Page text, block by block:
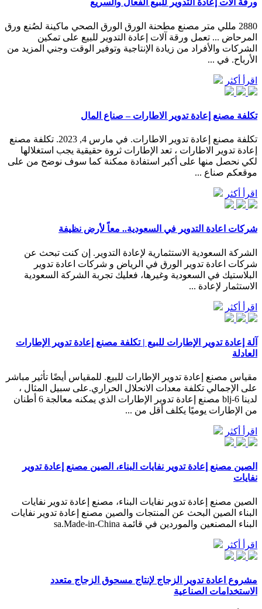
ورقة آلات إعادة التدوير للبيع الفعال والسريع
2880 مللي متر مصنع مطحنة الورق الورق الصحي ماكينة لصُنع ورق
المرحاض ... تعمل ورقة آلات إعادة التدوير للبيع على تمكين
الشركات والأفراد من زيادة الإنتاجية وتوفير الوقت وجني المزيد من
الأرباح. في ...
اقرأ أكثر
تكلفة مصنع إعادة تدوير الاطارات – صناع المال
تكلفة مصنع إعادة تدوير الاطارات. في مارس 4, 2023. تكلفة مصنع
إعادة تدوير الاطارات ، تعد الإطارات ثروة حقيقية يجب استغلالها
لكي نحصل منها على أكبر استفادة ممكنة كما سوف نوضح من على
موقعكم صناع ...
اقرأ أكثر
شركات اعادة التدوير في السعودية.. معاً لأرض نظيفة
الشركة السعودية الاستثمارية لإعادة التدوير. إن كنت تبحث عن
شركات اعادة تدوير الورق في الرياض و شركات اعادة تدوير
البلاستيك في السعودية وغيرها، فعليك تجربة الشركة السعودية
الاستثمار لإعادة ...
اقرأ أكثر
آلة إعادة تدوير الإطارات للبيع | تكلفة مصنع إعادة تدوير الإطارات
العادلة
مقياس مصنع إعادة تدوير الإطارات للبيع. للمقياس أيضًا تأثير مباشر
على الإجمالي تكلفة معدات الانحلال الحراري.على سبيل المثال ،
لدينا blj-6 مصنع إعادة تدوير الإطارات الذي يمكنه معالجة 6 أطنان
من الإطارات يوميًا يكلف أقل من ...
اقرأ أكثر
الصين مصنع إعادة تدوير نفايات البناء، الصين مصنع إعادة تدوير
نفايات
الصين مصنع إعادة تدوير نفايات البناء، مصنع إعادة تدوير نفايات
البناء الصين البحث عن المنتجات والصين مصنع إعادة تدوير نفايات
البناء المصنعين والموردين في قائمة sa.Made-in-China
اقرأ أكثر
مشروع اعادة تدوير الزجاج لإنتاج مسحوق الزجاج متعدد
الاستخدامات الصناعية